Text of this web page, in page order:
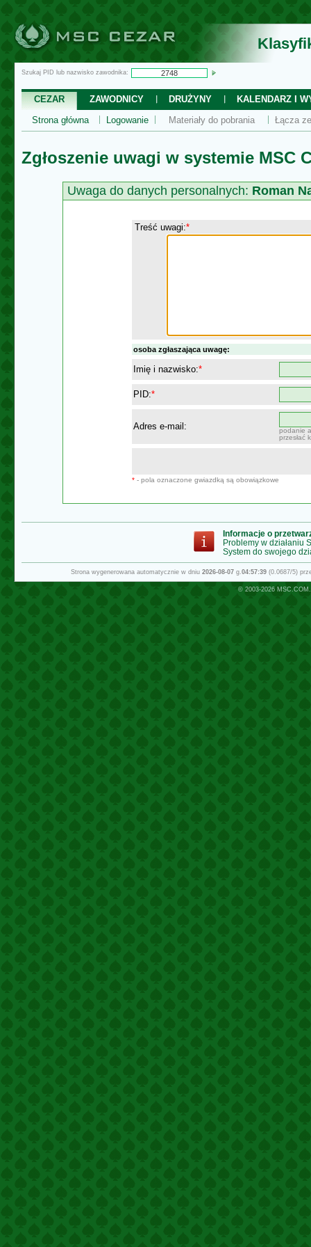
Szukaj PID lub nazwisko zawodnika:
CEZAR ZAWODNICY DRUŻYNY
KALENDARZ I
Strona główna
Logowanie Materiały do pobrania Łącza
Zgłoszenie uwagi w systemie MSC
Uwaga do danych personalnych: Roman
Treść uwagi:*
osoba zgłaszająca uwagę:
Imię i nazwisko:*
PID:*
Adres e-mail:
podanie
przesłać
* - pola oznaczone gwiazdką są obowiązkowe
Informacje o
Problemy w działaniu
System do swojego
Strona wygenerowana automatycznie w dniu 2026-08-07g.04:57:39(0.0687/5)
© 2003-2026